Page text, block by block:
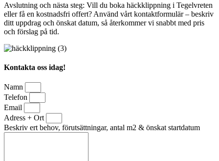
Avslutning och nästa steg: Vill du boka häckklippning i Tegelvreten
eller få en kostnadsfri offert? Använd vårt kontaktformulär – beskriv
ditt uppdrag och önskat datum, så återkommer vi snabbt med pris
och förslag på tid.
Kontakta oss idag!
Namn
Telefon
Email
Adress + Ort
Beskriv ert behov, förutsättningar, antal m2 & önskat startdatum